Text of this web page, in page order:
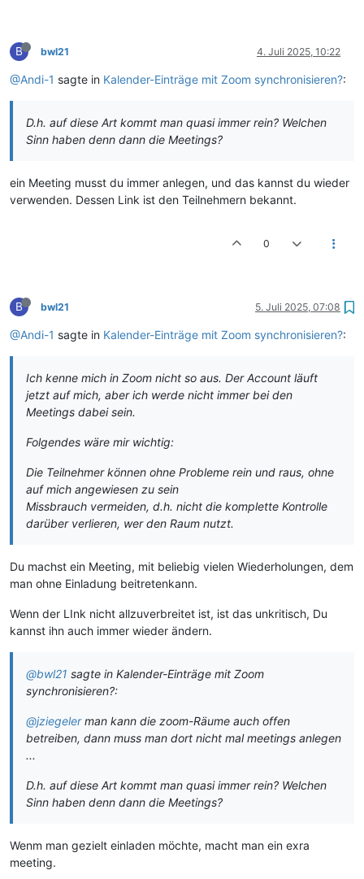
B bwl21 4. Juli 2025, 10:22
@Andi-1 sagte in Kalender-Einträge mit Zoom synchronisieren?:
D.h. auf diese Art kommt man quasi immer rein? Welchen
Sinn haben denn dann die Meetings?
ein Meeting musst du immer anlegen, und das kannst du wieder
verwenden. Dessen Link ist den Teilnehmern bekannt.
0
B bwl21 5. Juli 2025, 07:08
@Andi-1 sagte in Kalender-Einträge mit Zoom synchronisieren?:
Ich kenne mich in Zoom nicht so aus. Der Account läuft
jetzt auf mich, aber ich werde nicht immer bei den
Meetings dabei sein.
Folgendes wäre mir wichtig:
Die Teilnehmer können ohne Probleme rein und raus, ohne
auf mich angewiesen zu sein
Missbrauch vermeiden, d.h. nicht die komplette Kontrolle
darüber verlieren, wer den Raum nutzt.
Du machst ein Meeting, mit beliebig vielen Wiederholungen, dem
man ohne Einladung beitretenkann.
Wenn der LInk nicht allzuverbreitet ist, ist das unkritisch, Du
kannst ihn auch immer wieder ändern.
@bwl21 sagte in Kalender-Einträge mit Zoom
synchronisieren?:
@jziegelerman kann die zoom-Räume auch offen
betreiben, dann muss man dort nicht mal meetings anlegen
...
D.h. auf diese Art kommt man quasi immer rein? Welchen
Sinn haben denn dann die Meetings?
Wenm man gezielt einladen möchte, macht man ein exra
meeting.